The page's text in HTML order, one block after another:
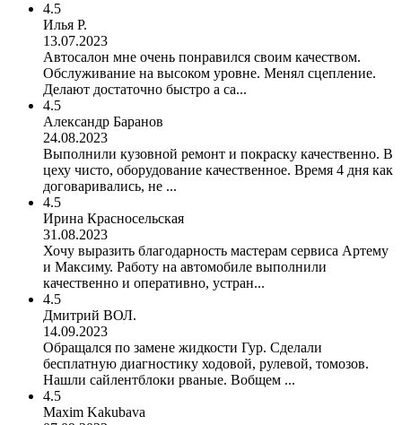
4.5
Илья Р.
13.07.2023
Автосалон мне очень понравился своим качеством.
Обслуживание на высоком уровне. Менял сцепление.
Делают достаточно быстро а са...
4.5
Александр Баранов
24.08.2023
Выполнили кузовной ремонт и покраску качественно. В
цеху чисто, оборудование качественное. Время 4 дня как
договаривались, не ...
4.5
Ирина Красносельская
31.08.2023
Хочу выразить благодарность мастерам сервиса Артему
и Максиму. Работу на автомобиле выполнили
качественно и оперативно, устран...
4.5
Дмитрий ВОЛ.
14.09.2023
Обращался по замене жидкости Гур. Сделали
бесплатную диагностику ходовой, рулевой, томозов.
Нашли сайлентблоки рваные. Вобщем ...
4.5
Maxim Kakubava